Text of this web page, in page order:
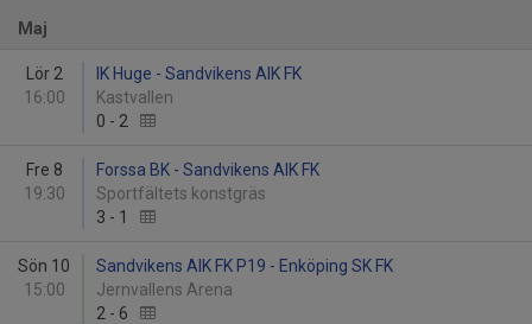
Maj
Lör 2
16:00
IK Huge - Sandvikens AIK FK
Kastvallen
0 - 2
Fre 8
19:30
Forssa BK - Sandvikens AIK FK
Sportfältets konstgräs
3 - 1
Sön 10
15:00
Sandvikens AIK FK P19 - Enköping SK FK
Jernvallens Arena
2 - 6